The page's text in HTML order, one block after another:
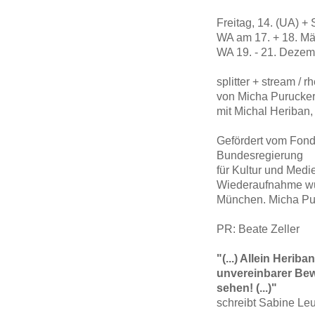
Freitag, 14. (UA) +
WA am 17. + 18.
WA 19. - 21.
splitter + stream /
von Micha Purucker
mit Michal
Gefördert vom
Bundesregierung
für Kultur und
Wiederaufnahme
München. Micha
PR: Beate Zeller
"(...) Allein
unvereinbarer
sehen! (...)"
schreibt Sabine